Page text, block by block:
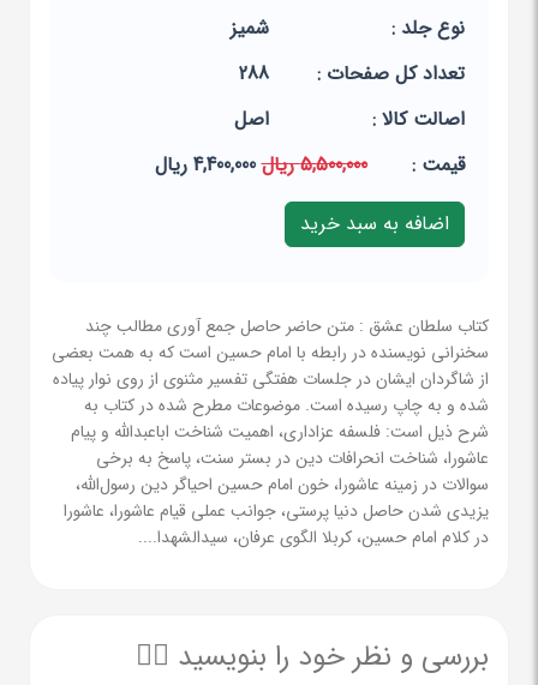
نوع جلد :
شمیز
تعداد کل صفحات :
288
اصالت کالا :
اصل
قيمت :
5,500,000 ریال 4,400,000 ریال
کتاب سلطان عشق : متن حاضر حاصل جمع ‌آوری مطالب چند
سخنرانی نویسنده در رابطه با امام حسین است که به همت بعضی
از شاگردان ایشان در جلسات هفتگی تفسیر مثنوی از روی نوار پیاده
شده و به چاپ رسیده است. موضوعات مطرح شده در کتاب به
شرح ذیل است: فلسفه عزاداری، اهمیت شناخت اباعبدالله و پیام
عاشورا، شناخت انحرافات دین در بستر سنت، پاسخ به برخی
سوالات در زمینه عاشورا، خون امام حسین احیاگر دین رسول‌الله،
یزیدی شدن حاصل دنیا پرستی، جوانب عملی قیام عاشورا، عاشورا
در کلام امام حسین، کربلا الگوی عرفان، سیدالشهدا....
بررسی و نظر خود را بنویسید ✍🏻